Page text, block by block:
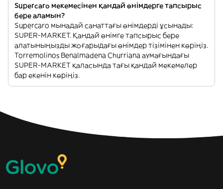
Supercaro мекемесінен қандай өнімдерге тапсырыс
бере аламын?
Supercaro мынадай санаттағы өнімдерді ұсынады:
SUPER-MARKET. Қандай өнімге тапсырыс бере
алатыныңызды жоғарыдағы өнімдер тізімінен көріңіз.
Torremolinos Benalmadena Churriana аумағындағы
SUPER-MARKET қаласында тағы қандай мекемелер
бар екенін көріңіз.